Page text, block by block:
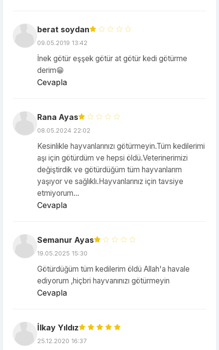
berat soydan
09.05.2019 13:42
İnek götür eşşek götür at götür kedi götürme
derim😁
Cevapla
Rana Ayas
08.05.2024 22:02
Kesinlikle hayvanlarınızı götürmeyin.Tüm kedilerimi
aşı için götürdüm ve hepsi öldü.Veterinerimizi
değiştirdik ve götürdüğüm tüm hayvanlarım
yaşıyor ve sağlıklı.Hayvanlarınız için tavsiye
etmiyorum...
Cevapla
Semanur Ayas
19.05.2025 15:30
Götürdüğüm tüm kedilerim öldü Allah'a havale
ediyorum ,hiçbri hayvanınızı götürmeyin
Cevapla
İlkay Yıldız
25.12.2020 16:37